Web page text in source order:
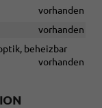
vorhanden
vorhanden
beheizbar
vorhanden